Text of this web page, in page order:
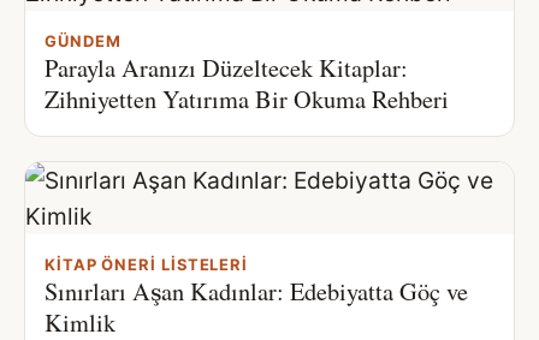
GÜNDEM
Parayla Aranızı Düzeltecek Kitaplar:
Zihniyetten Yatırıma Bir Okuma Rehberi
KITAP ÖNERI LISTELERI
Sınırları Aşan Kadınlar: Edebiyatta Göç ve
Kimlik